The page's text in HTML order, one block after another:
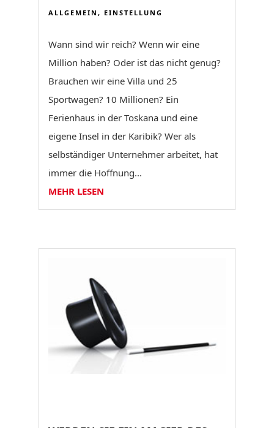
ALLGEMEIN , EINSTELLUNG
Wann sind wir reich? Wenn wir eine
Million haben? Oder ist das nicht genug?
Brauchen wir eine Villa und 25
Sportwagen? 10 Millionen? Ein
Ferienhaus in der Toskana und eine
eigene Insel in der Karibik? Wer als
selbständiger Unternehmer arbeitet, hat
immer die Hoffnung...
MEHR LESEN